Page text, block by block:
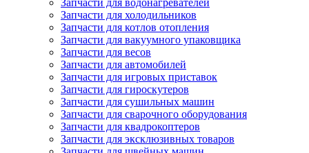
Запчасти для водонагревателей
Запчасти для холодильников
Запчасти для котлов отопления
Запчасти для вакуумного упаковщика
Запчасти для весов
Запчасти для автомобилей
Запчасти для игровых приставок
Запчасти для гироскутеров
Запчасти для сушильных машин
Запчасти для сварочного оборудования
Запчасти для квадрокоптеров
Запчасти для эксклюзивных товаров